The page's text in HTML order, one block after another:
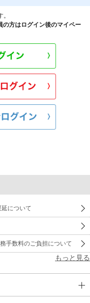
方はログイン後のマイペー
延について
手数料のご負担について
もっと見る